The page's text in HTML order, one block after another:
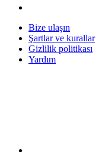
Bize ulaşın
Şartlar ve kurallar
Gizlilik politikası
Yardım